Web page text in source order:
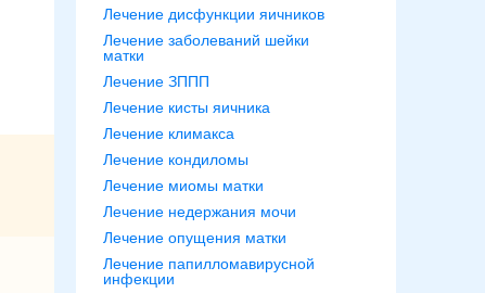
Лечение дисфункции яичников
Лечение заболеваний шейки
матки
Лечение ЗППП
Лечение кисты яичника
Лечение климакса
Лечение кондиломы
Лечение миомы матки
Лечение недержания мочи
Лечение опущения матки
Лечение папилломавирусной
инфекции